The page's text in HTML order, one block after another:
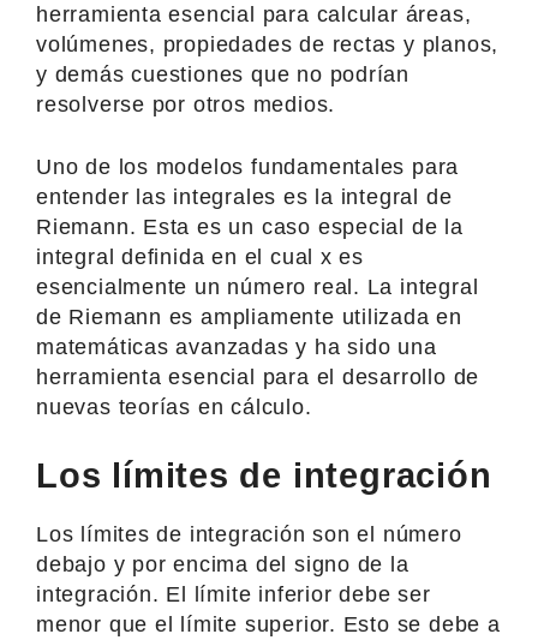
herramienta esencial para calcular áreas,
volúmenes, propiedades de rectas y planos,
y demás cuestiones que no podrían
resolverse por otros medios.
Uno de los modelos fundamentales para
entender las integrales es la integral de
Riemann. Esta es un caso especial de la
integral definida en el cual x es
esencialmente un número real. La integral
de Riemann es ampliamente utilizada en
matemáticas avanzadas y ha sido una
herramienta esencial para el desarrollo de
nuevas teorías en cálculo.
Los límites de integración
Los límites de integración son el número
debajo y por encima del signo de la
integración. El límite inferior debe ser
menor que el límite superior. Esto se debe a